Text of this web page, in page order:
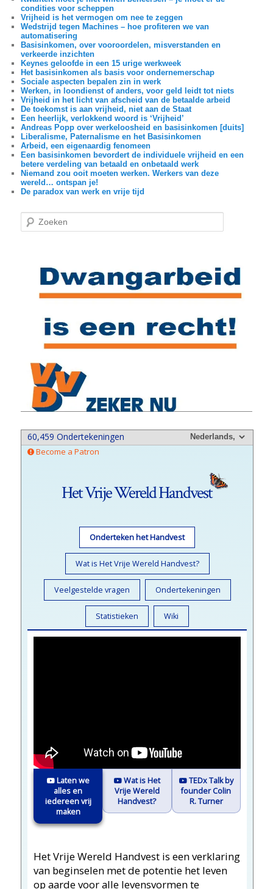
condities voor scheppen
Vrijheid is het vermogen om nee te zeggen
Wedstrijd tegen Machines – hoe profiteren we van
automatisering
Basisinkomen, over vooroordelen, misverstanden en
verkeerde inzichten
Keynes geloofde in een 15 urige werkweek
Het basisinkomen als basis voor ondernemerschap
Sociale aspecten bepalen zin in werk
Werken, in loondienst of anders, voor geld leidt tot niets
Vrijheid in het licht van afscheid van de betaalde arbeid
De toekomst is aan vrijheid, niet aan de Staat
Een heerlijk, verlokkend woord is ‘Vrijheid’
Andreas Popp over werkeloosheid en basisinkomen [duits]
Liberalisme, Paternalisme en het Basisinkomen
Arbeid, een eigenaardig fenomeen
Een basisinkomen bevordert de individuele vrijheid en een
betere verdeling van betaald en onbetaald werk
Niemand zou ooit moeten werken. Werkers van deze
wereld… ontspan je!
De paradox van werk en vrije tijd
e